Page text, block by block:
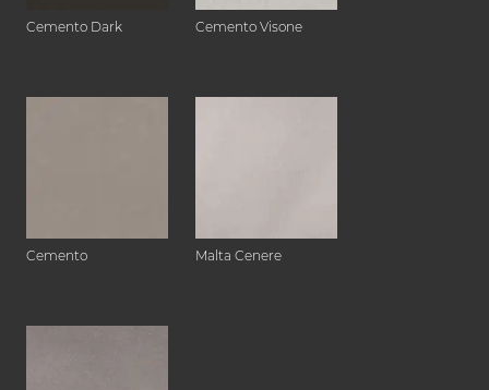
Cemento Dark Cemento Visone
Cemento Malta Cenere